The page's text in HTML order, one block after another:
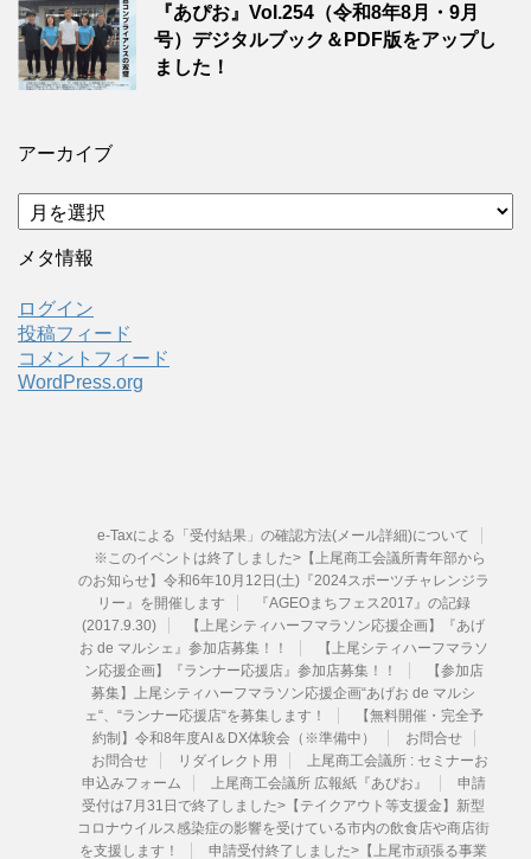
『あぴお』Vol.254（令和8年8月・9月
号）デジタルブック＆PDF版をアップし
ました！
アーカイブ
ア
ー
カ
ブ
メタ情報
ログイン
投稿フィード
コメントフィード
WordPress.org
e-Taxによる「受付結果」の確認方法(メール詳細)について
※このイベントは終了しました>【上尾商工会議所青年部から
のお知らせ】令和6年10月12日(土)『2024スポーツチャレンジラ
リー』を開催します
『AGEOまちフェス2017』の記録
(2017.9.30)
【上尾シティハーフマラソン応援企画】『あげ
お de マルシェ』参加店募集！！
【上尾シティハーフマラソ
ン応援企画】『ランナー応援店』参加店募集！！
【参加店
募集】上尾シティハーフマラソン応援企画“あげお de マルシ
ェ“、“ランナー応援店“を募集します！
【無料開催・完全予
約制】令和8年度AI＆DX体験会（※準備中）
お問合せ
お問合せ
リダイレクト用
上尾商工会議所 : セミナーお
申込みフォーム
上尾商工会議所 広報紙『あぴお』
申請
受付は7月31日で終了しました>【テイクアウト等支援金】新型
コロナウイルス感染症の影響を受けている市内の飲食店や商店街
を支援します！
申請受付終了しました>【上尾市頑張る事業